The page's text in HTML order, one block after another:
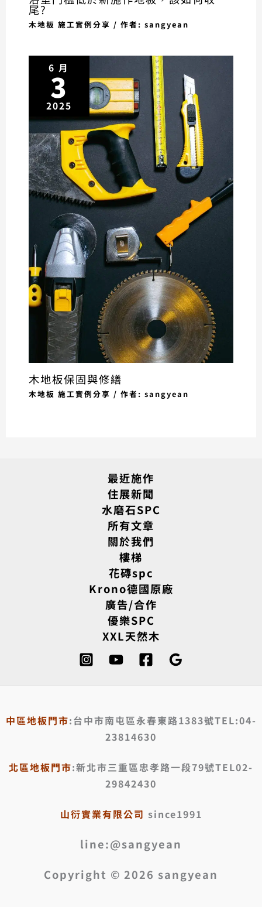
尾?
木地板 施工實例分享 / 作者: sangyean
6 月
3
2025
木地板保固與修繕
木地板 施工實例分享 / 作者: sangyean
最近施作
住展新聞
水磨石SPC
所有文章
關於我們
樓梯
花磚spc
Krono德國原廠
廣告/合作
優樂SPC
XXL天然木
中區地板門市:台中市南屯區永春東路1383號TEL:04-
23814630
北區地板門市:新北市三重區忠孝路一段79號TEL02-
29842430
山衍實業有限公司 since1991
line:@sangyean
Copyright © 2026 sangyean